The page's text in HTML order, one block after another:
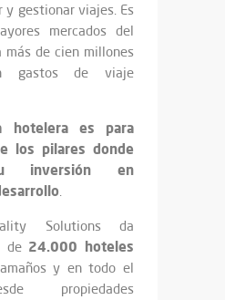
y gestionar viajes. Es
mercados del
más de cien millones
gastos de viaje
hotelera es para
los pilares donde
inversión en
.
Solutions da
de24.000 hoteles
y en todo el
propiedades